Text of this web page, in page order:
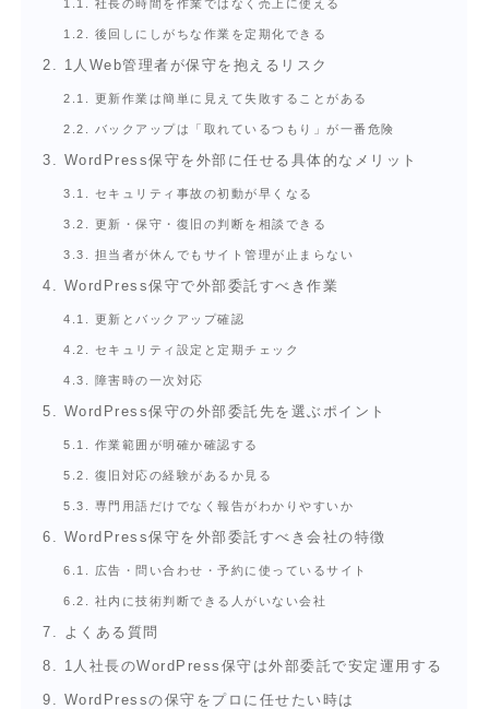
1.1. 社長の時間を作業ではなく売上に使える
1.2. 後回しにしがちな作業を定期化できる
2. 1人Web管理者が保守を抱えるリスク
2.1. 更新作業は簡単に見えて失敗することがある
2.2. バックアップは「取れているつもり」が一番危険
3. WordPress保守を外部に任せる具体的なメリット
3.1. セキュリティ事故の初動が早くなる
3.2. 更新・保守・復旧の判断を相談できる
3.3. 担当者が休んでもサイト管理が止まらない
4. WordPress保守で外部委託すべき作業
4.1. 更新とバックアップ確認
4.2. セキュリティ設定と定期チェック
4.3. 障害時の一次対応
5. WordPress保守の外部委託先を選ぶポイント
5.1. 作業範囲が明確か確認する
5.2. 復旧対応の経験があるか見る
5.3. 専門用語だけでなく報告がわかりやすいか
6. WordPress保守を外部委託すべき会社の特徴
6.1. 広告・問い合わせ・予約に使っているサイト
6.2. 社内に技術判断できる人がいない会社
7. よくある質問
8. 1人社長のWordPress保守は外部委託で安定運用する
9. WordPressの保守をプロに任せたい時は